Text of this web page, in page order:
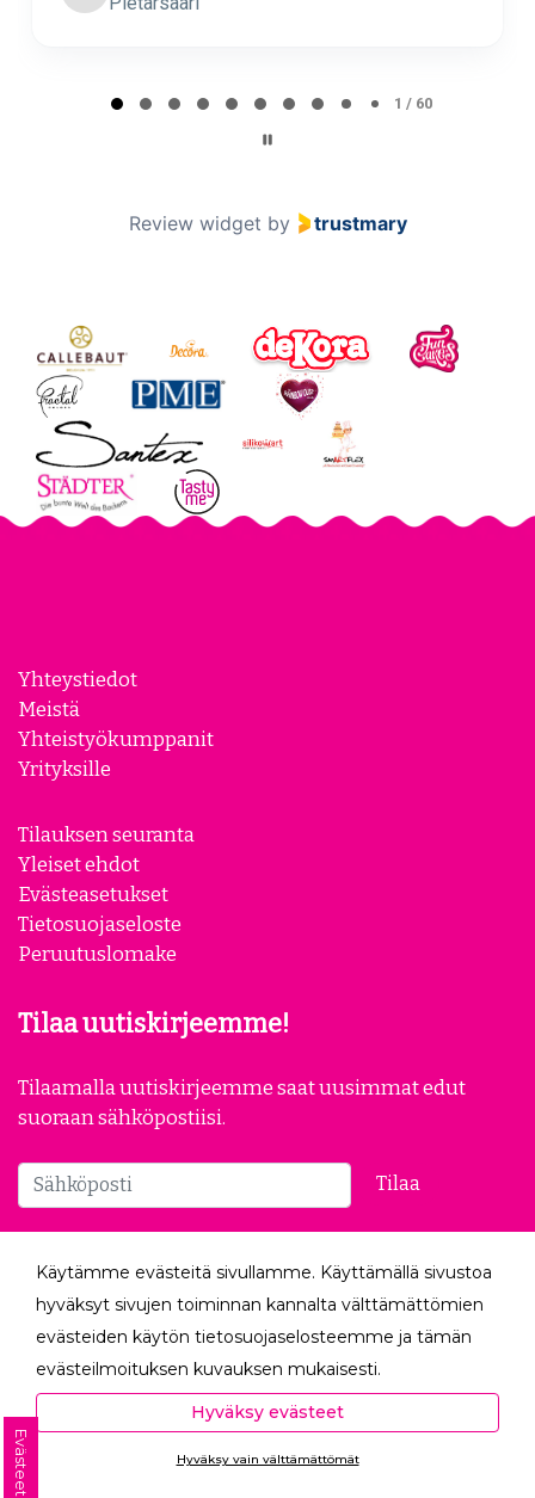
Pietarsaari
by trustmary
Yhteystiedot
Yhteistyökumppanit
Yrityksille
Tilauksen seuranta
Yleiset ehdot
Tietosuojaseloste
Tilaa uutiskirjeemme!
Tilaamalla uutiskirjeemme saat uusimmat edut
Seuraa meitä
Käytämme evästeitä sivullamme. Käyttämällä sivustoa
hyväksyt sivujen toiminnan kannalta välttämättömien
evästeiden käytön tietosuojaselosteemme ja tämän
evästeilmoituksen kuvauksen mukaisesti.
Hyväksyessäsi analytiikka- ja markkinointievästeet
autat meitä mittaamaan ja analysoimaan
verkkosivumme toimintaa ja käyttöä (Analytiikka ja
Hyväksy evästeet
Hyväksy vain välttämättömät
Evästeet